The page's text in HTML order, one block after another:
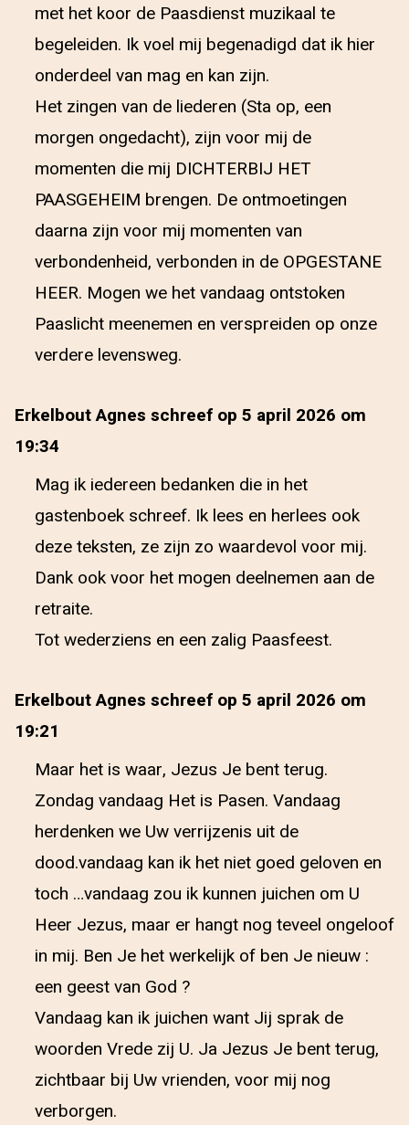
met het koor de Paasdienst muzikaal te
begeleiden. Ik voel mij begenadigd dat ik hier
onderdeel van mag en kan zijn.
Het zingen van de liederen (Sta op, een
morgen ongedacht), zijn voor mij de
momenten die mij DICHTERBIJ HET
PAASGEHEIM brengen. De ontmoetingen
daarna zijn voor mij momenten van
verbondenheid, verbonden in de OPGESTANE
HEER. Mogen we het vandaag ontstoken
Paaslicht meenemen en verspreiden op onze
verdere levensweg.
Erkelbout Agnes schreef op 5 april 2026 om
19:34
Mag ik iedereen bedanken die in het
gastenboek schreef. Ik lees en herlees ook
deze teksten, ze zijn zo waardevol voor mij.
Dank ook voor het mogen deelnemen aan de
retraite.
Tot wederziens en een zalig Paasfeest.
Erkelbout Agnes schreef op 5 april 2026 om
19:21
Maar het is waar, Jezus Je bent terug.
Zondag vandaag Het is Pasen. Vandaag
herdenken we Uw verrijzenis uit de
dood.vandaag kan ik het niet goed geloven en
toch …vandaag zou ik kunnen juichen om U
Heer Jezus, maar er hangt nog teveel ongeloof
in mij. Ben Je het werkelijk of ben Je nieuw :
een geest van God ?
Vandaag kan ik juichen want Jij sprak de
woorden Vrede zij U. Ja Jezus Je bent terug,
zichtbaar bij Uw vrienden, voor mij nog
verborgen.